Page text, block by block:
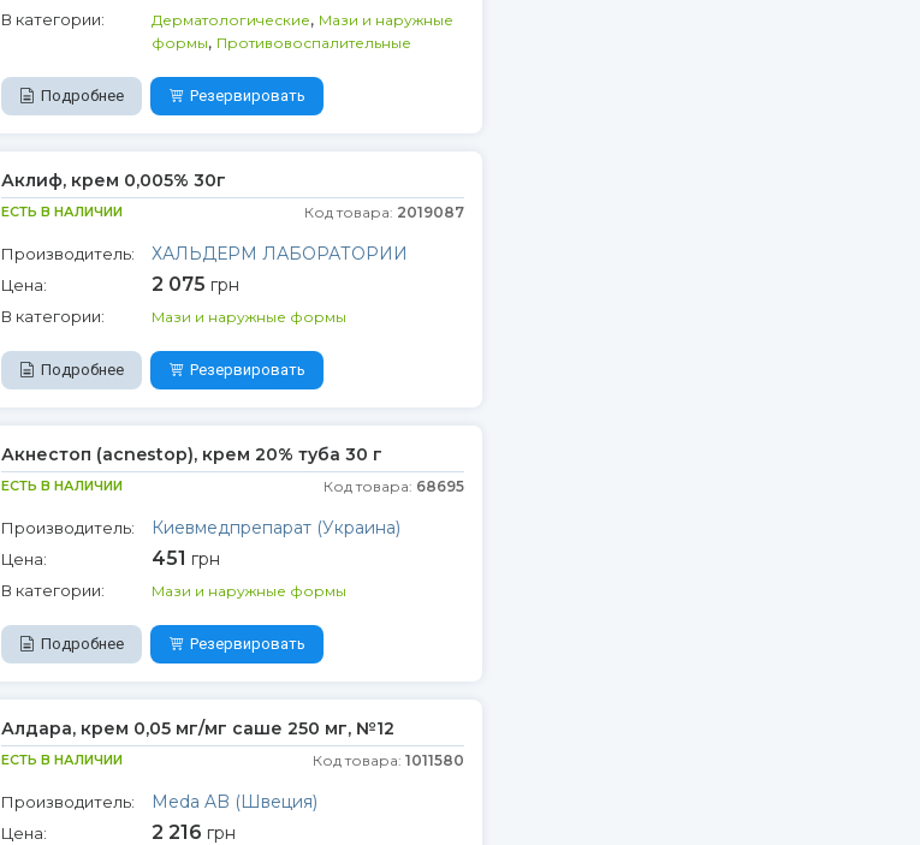
В категории: Дерматологические, Мази и наружные
формы, Противовоспалительные
Подробнее Резервировать
Аклиф, крем 0,005% 30г
ЕСТЬ В НАЛИЧИИ Код товара: 2019087
Производитель: ХАЛЬДЕРМ ЛАБОРАТОРИИ
Цена: 2 075 грн
В категории: Мази и наружные формы
Подробнее Резервировать
Акнестоп (acnestop), крем 20% туба 30 г
ЕСТЬ В НАЛИЧИИ Код товара: 68695
Производитель: Киевмедпрепарат (Украина)
Цена: 451 грн
В категории: Мази и наружные формы
Подробнее Резервировать
Алдара, крем 0,05 мг/мг саше 250 мг, №12
ЕСТЬ В НАЛИЧИИ Код товара: 1011580
Производитель: Meda AB (Швеция)
Цена: 2 216 грн